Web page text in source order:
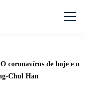
O coronavírus de hoje e o
Chul Han